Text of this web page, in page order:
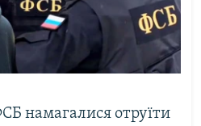
намагалися отруїти